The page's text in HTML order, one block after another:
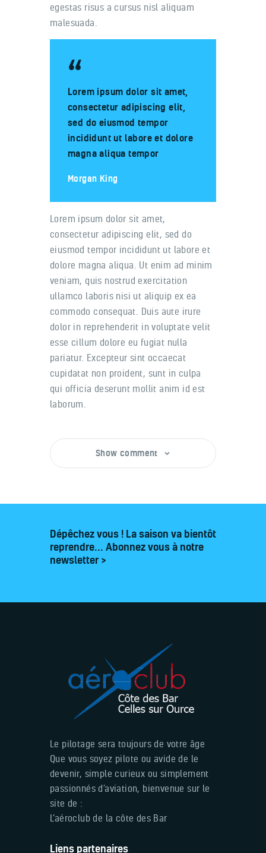
egestas risus a cursus nisl aliquam
malesuada.
Lorem ipsum dolor sit amet,
consectetur adipiscing elit,
sed do eiusmod tempor
incididunt ut labore et dolore
magna aliqua tempor
Morgan King
Lorem ipsum dolor sit amet,
consectetur adipiscing elit, sed do
eiusmod tempor incididunt ut labore et
dolore magna aliqua. Ut enim ad minim
veniam, quis nostrud exercitation
ullamco laboris nisi ut aliquip ex ea
commodo consequat. Duis aute irure
dolor in reprehenderit in voluptate velit
esse cillum dolore eu fugiat nulla
pariatur. Excepteur sint occaecat
cupidatat non proident, sunt in culpa
qui officia deserunt mollit anim id est
laborum.
Show comment
Dépêchez vous ! La saison va bientôt
reprendre... Abonnez vous à notre
newsletter >
Le pilotage sera toujours de votre âge
Que vous soyez pilote ou avide de le
devenir, simple curieux ou simplement
passionnés d’aviation, bienvenue sur le
site de :
L’aéroclub de la côte des Bar
Liens partenaires